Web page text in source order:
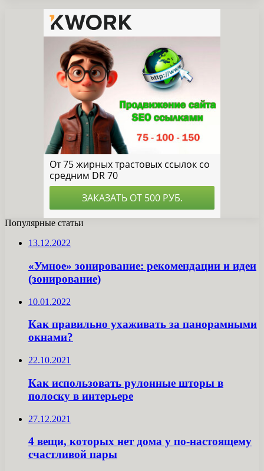
Популярные статьи
13.12.2022
«Умное» зонирование: рекомендации и идеи
(зонирование)
10.01.2022
Как правильно ухаживать за панорамными
окнами?
22.10.2021
Как использовать рулонные шторы в
полоску в интерьере
27.12.2021
4 вещи, которых нет дома у по-настоящему
счастливой пары